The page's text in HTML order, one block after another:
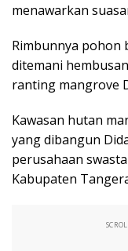
menawarkan
Rimbunnya pohon
ditemani
ranting mangrove
Kawasan hutan
yang dibangun
perusahaan
Kabupaten